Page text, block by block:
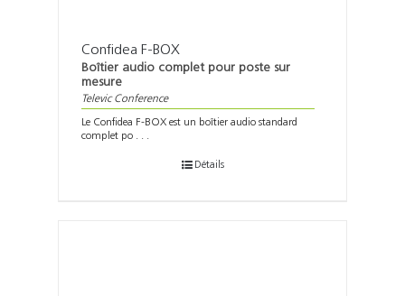
Confidea F-BOX
Boîtier audio complet pour poste sur
mesure
Televic Conference
Le Confidea F-BOX est un boîtier audio standard
complet po . . .
Détails